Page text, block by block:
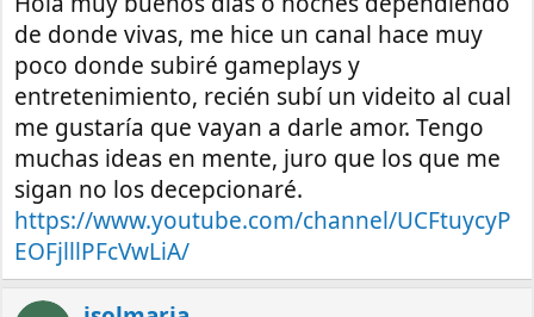
de donde vivas, me hice un canal hace muy
poco donde subiré gameplays y
entretenimiento, recién subí un videito al cual
me gustaría que vayan a darle amor. Tengo
muchas ideas en mente, juro que los que me
sigan no los decepcionaré.
https://www.youtube.com/channel/UCFtuycyP
EOFjlllPFcVwLiA/